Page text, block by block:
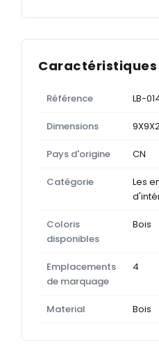
Référence LB-
Dimensions
Pays d'origine CN
Catégorie
Les
Coloris
disponibles
Bois
Emplacements
de marquage
4
Material Bois